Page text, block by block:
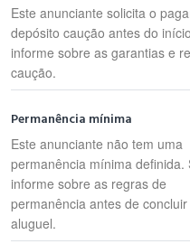
Este anunciante solicita o
depósito caução antes do
informe sobre as garantias e
caução.
Permanência mínima
Este anunciante não tem uma
permanência mínima definida.
informe sobre as regras de
permanência antes de concluir
aluguel.